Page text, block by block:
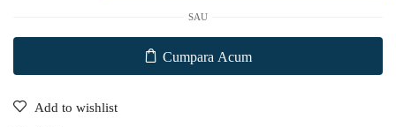
SAU
Cumpara Acum
Add to wishlist